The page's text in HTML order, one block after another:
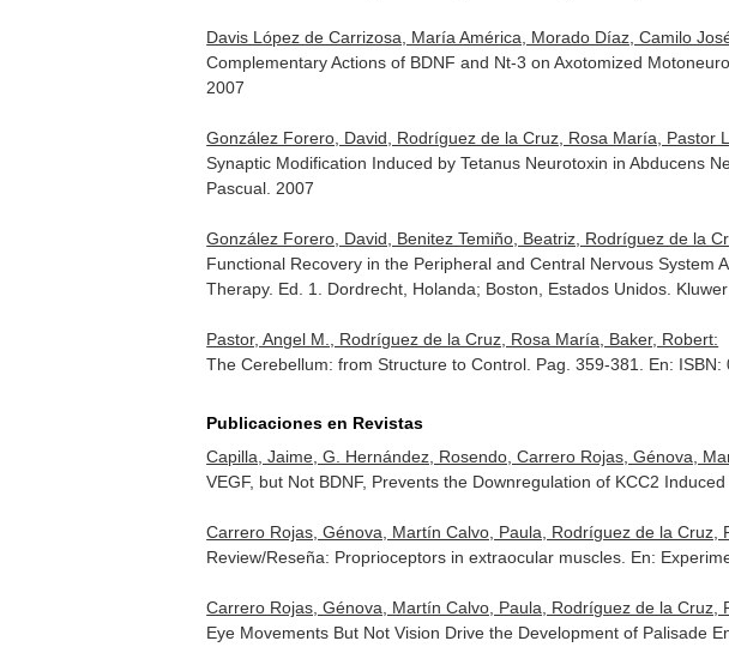
Davis López de Carrizosa, María América, Morado Díaz, Camilo
Complementary Actions of BDNF and Nt-3 on Axotomized
2007
González Forero, David, Rodríguez de la Cruz, Rosa María, Pastor
Synaptic Modification Induced by Tetanus Neurotoxin in Abducens
Pascual. 2007
González Forero, David, Benitez Temiño, Beatriz, Rodríguez de la
Functional Recovery in the Peripheral and Central Nervous System
Therapy. Ed. 1. Dordrecht, Holanda; Boston, Estados Unidos.
Pastor, Angel M., Rodríguez de la Cruz, Rosa María, Baker, Robert:
The Cerebellum: from Structure to Control. Pag. 359-381. En: ISBN:
Publicaciones en Revistas
Capilla, Jaime, G. Hernández, Rosendo, Carrero Rojas, Génova,
VEGF, but Not BDNF, Prevents the Downregulation of KCC2
Carrero Rojas, Génova, Martín Calvo, Paula, Rodríguez de la Cruz,
Review/Reseña: Proprioceptors in extraocular muscles. En:
Carrero Rojas, Génova, Martín Calvo, Paula, Rodríguez de la Cruz,
Eye Movements But Not Vision Drive the Development of Palisade